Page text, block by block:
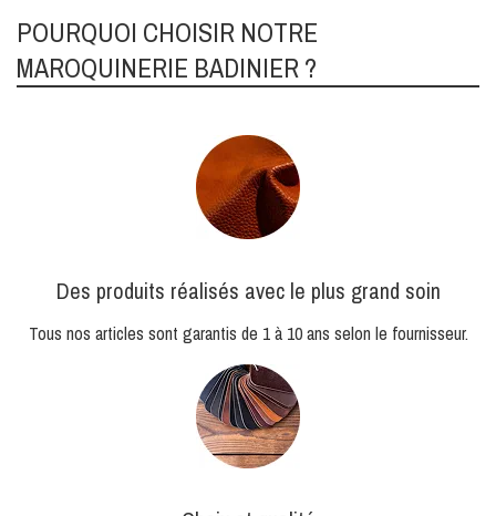
POURQUOI CHOISIR NOTRE
MAROQUINERIE BADINIER ?
Des produits réalisés avec le plus grand soin
Tous nos articles sont garantis de 1 à 10 ans selon le fournisseur.